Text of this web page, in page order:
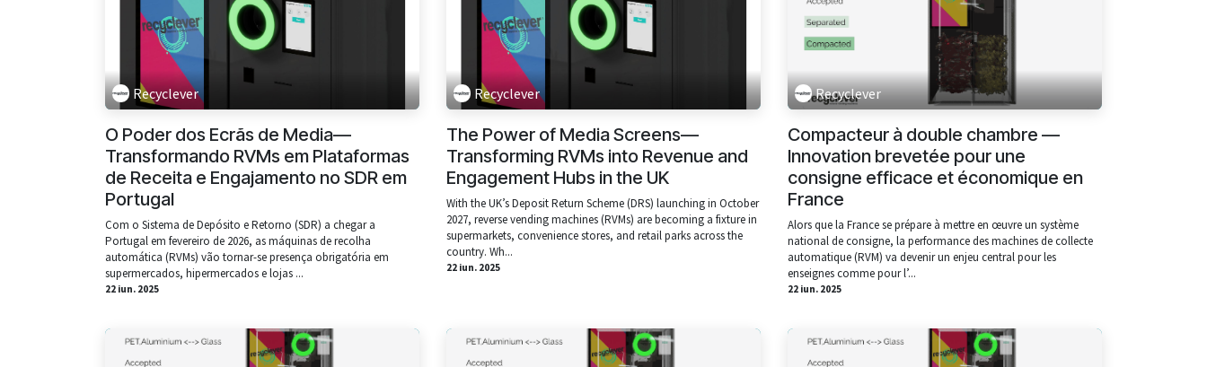
Recyclever
O Poder dos Ecrãs de Media—
Transformando RVMs em Plataformas
de Receita e Engajamento no SDR em
Portugal
Com o Sistema de Depósito e Retorno (SDR) a chegar a
Portugal em fevereiro de 2026, as máquinas de recolha
automática (RVMs) vão tornar-se presença obrigatória em
supermercados, hipermercados e lojas ...
22 iun. 2025
Recyclever
The Power of Media Screens—
Transforming RVMs into Revenue and
Engagement Hubs in the UK
With the UK’s Deposit Return Scheme (DRS) launching in October
2027, reverse vending machines (RVMs) are becoming a fixture in
supermarkets, convenience stores, and retail parks across the
country. Wh...
22 iun. 2025
Recyclever
Compacteur à double chambre —
Innovation brevetée pour une
consigne efficace et économique en
France
Alors que la France se prépare à mettre en œuvre un système
national de consigne, la performance des machines de collecte
automatique (RVM) va devenir un enjeu central pour les
enseignes comme pour l’...
22 iun. 2025